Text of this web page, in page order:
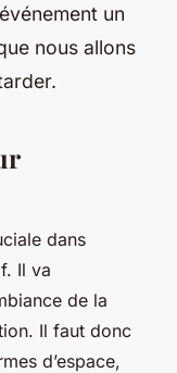
un
nous allons
dans
Il va
de la
Il faut donc
d’espace,